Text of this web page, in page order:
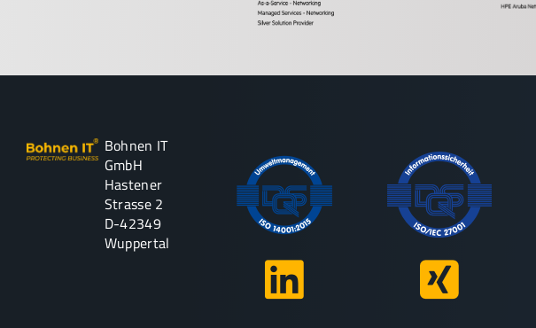
Bohnen IT
GmbH
Hastener
Strasse 2
D-42349
Wuppertal